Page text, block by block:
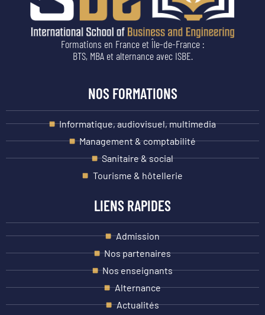
Formations en France et Île-de-France :
BTS, MBA et alternance avec ISBE.
NOS FORMATIONS
Informatique, audiovisuel, multimedia
Management & comptabilité
Sanitaire & social
Tourisme & hôtellerie
LIENS RAPIDES
Admission
Nos partenaires
Nos enseignants
Alternance
Actualités